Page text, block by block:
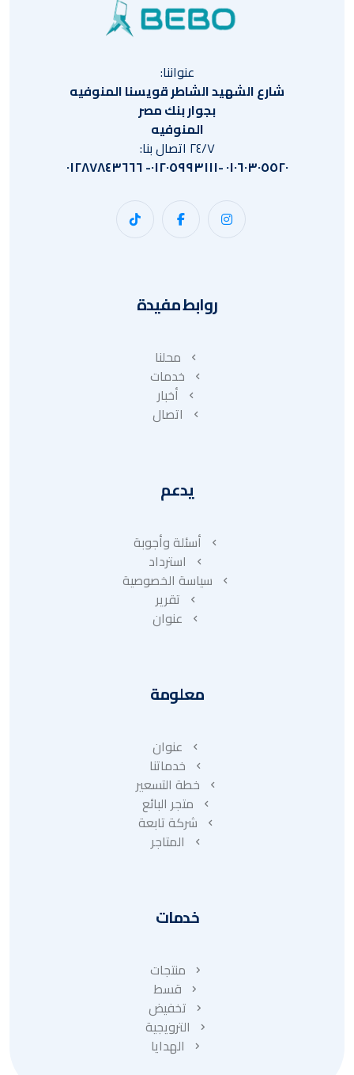
عنواننا:
شارع الشهيد الشاطر قويسنا المنوفيه
بجوار بنك مصر
المنوفيه
٢٤/٧ اتصال بنا:
٠١٠٦٠٣٠٥٥٢٠ -٠١٢٠٥٩٩٣١١١- ٠١٢٨٧٨٤٣٦٦٦
روابط مفيدة
محلنا
خدمات
أخبار
اتصال
يدعم
أسئلة وأجوبة
استرداد
سياسة الخصوصية
تقرير
عنوان
معلومة
عنوان
خدماتنا
خطة التسعير
متجر البائع
شركة تابعة
المتاجر
خدمات
منتجات
قسط
تخفيض
الترويجية
الهدايا